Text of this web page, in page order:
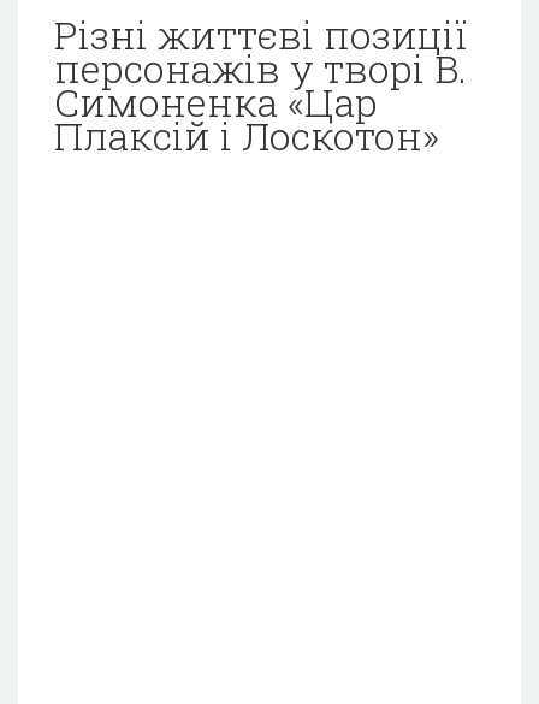
Різні життєві позиції
персонажів у творі В.
Симоненка «Цар
Плаксій і Лоскотон»